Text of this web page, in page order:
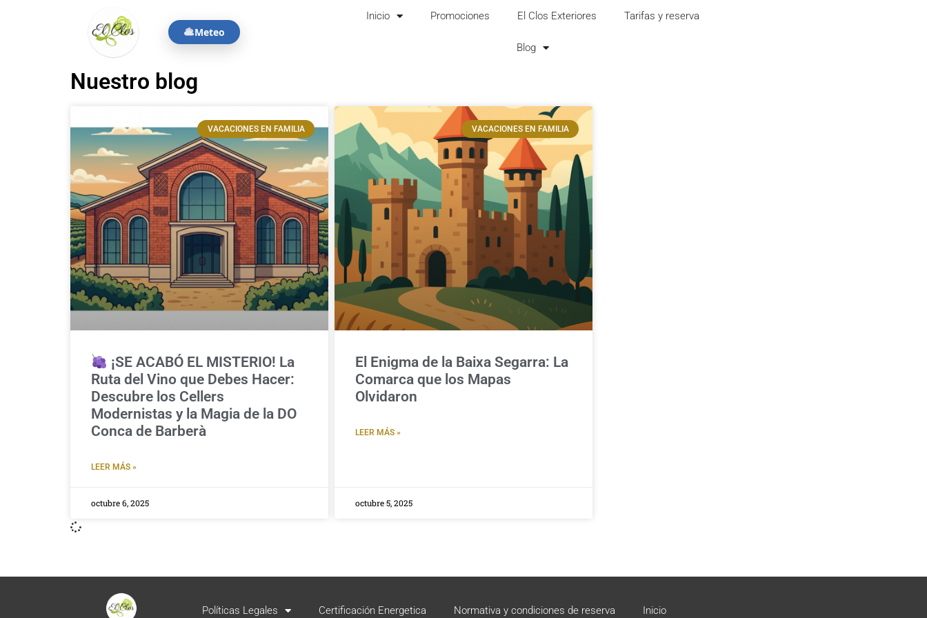
Meteo
Inicio Promociones El Clos Exteriores Tarifas y reserva
Blog
Nuestro blog
VACACIONES EN FAMILIA
¡SE ACABÓ EL MISTERIO! La
Ruta del Vino que Debes Hacer:
Descubre los Cellers
Modernistas y la Magia de la DO
Conca de Barberà
LEER MÁS »
octubre 6, 2025
VACACIONES EN FAMILIA
El Enigma de la Baixa Segarra: La
Comarca que los Mapas
Olvidaron
LEER MÁS »
octubre 5, 2025
Políticas Legales Certificación Energetica Normativa y condiciones de reserva Inicio